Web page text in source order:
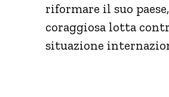
riformare il suo
coraggiosa lotta
situazione